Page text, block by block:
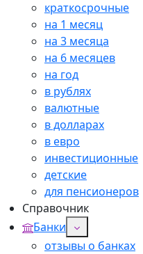
краткосрочные
на 1 месяц
на 3 месяца
на 6 месяцев
на год
в рублях
валютные
в долларах
в евро
инвестиционные
детские
для пенсионеров
Справочник
Банки
отзывы о банках